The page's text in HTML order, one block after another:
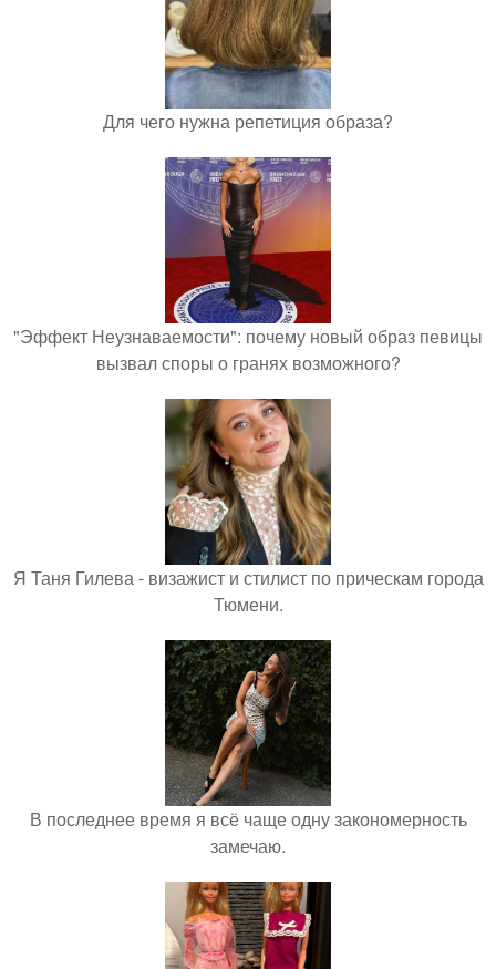
Для чего нужна репетиция образа?
"Эффект Неузнаваемости": почему новый образ певицы
вызвал споры о гранях возможного?
Я Таня Гилева - визажист и стилист по прическам города
Тюмени.
В последнее время я всё чаще одну закономерность
замечаю.